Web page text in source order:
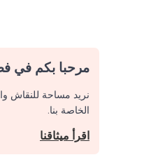
مرحبا بكم في
نريد مساحة للنقاش
الخاصة بنا.
اقرأ ميثاقنا